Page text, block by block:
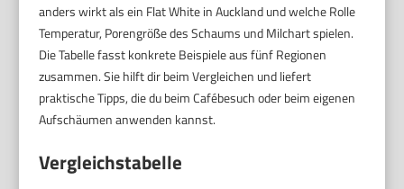
anders wirkt als ein Flat White in Auckland und welche Rolle
Temperatur, Porengröße des Schaums und Milchart spielen.
Die Tabelle fasst konkrete Beispiele aus fünf Regionen
zusammen. Sie hilft dir beim Vergleichen und liefert
praktische Tipps, die du beim Cafébesuch oder beim eigenen
Aufschäumen anwenden kannst.
Vergleichstabelle